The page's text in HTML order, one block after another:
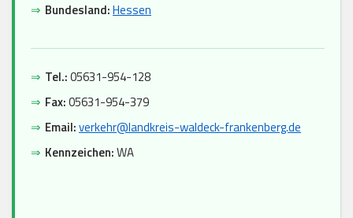
⇒ Bundesland:Hessen
⇒ Tel.:05631-954-128
⇒ Fax:05631-954-379
⇒ Email:verkehr@landkreis-waldeck-frankenberg.de
⇒ Kennzeichen:WA